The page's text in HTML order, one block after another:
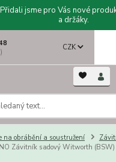
jsme pro Vás nové
a držáky.
CZK
na obrábění a soustružení
Závitník sadový Witworth (BSW)